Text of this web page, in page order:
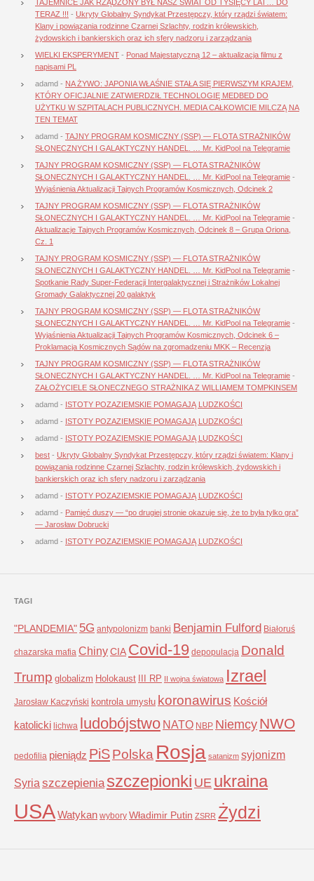
TAJEMNICE JAK RZĄDZONY BYŁ NASZ ŚWIAT OD TYSIĘCY LAT… DO
TERAZ !!! - Ukryty Globalny Syndykat Przestępczy, który rządzi światem:
Klany i powiązania rodzinne Czarnej Szlachty, rodzin królewskich,
żydowskich i bankierskich oraz ich sfery nadzoru i zarządzania
WIELKI EKSPERYMENT - Ponad Majestatyczną 12 – aktualizacja filmu z
napisami PL
adamd - NA ŻYWO: JAPONIA WŁAŚNIE STAŁA SIĘ PIERWSZYM KRAJEM,
KTÓRY OFICJALNIE ZATWIERDZIŁ TECHNOLOGIĘ MEDBED DO
UŻYTKU W SZPITALACH PUBLICZNYCH. MEDIA CAŁKOWICIE MILCZĄ NA
TEN TEMAT
adamd - TAJNY PROGRAM KOSMICZNY (SSP) — FLOTA STRAŻNIKÓW
SŁONECZNYCH I GALAKTYCZNY HANDEL. … Mr. KidPool na Telegramie
TAJNY PROGRAM KOSMICZNY (SSP) — FLOTA STRAŻNIKÓW
SŁONECZNYCH I GALAKTYCZNY HANDEL. … Mr. KidPool na Telegramie -
Wyjaśnienia Aktualizacji Tajnych Programów Kosmicznych, Odcinek 2
TAJNY PROGRAM KOSMICZNY (SSP) — FLOTA STRAŻNIKÓW
SŁONECZNYCH I GALAKTYCZNY HANDEL. … Mr. KidPool na Telegramie -
Aktualizacje Tajnych Programów Kosmicznych, Odcinek 8 – Grupa Oriona,
Cz. 1
TAJNY PROGRAM KOSMICZNY (SSP) — FLOTA STRAŻNIKÓW
SŁONECZNYCH I GALAKTYCZNY HANDEL. … Mr. KidPool na Telegramie -
Spotkanie Rady Super-Federacji Intergalaktycznej i Strażników Lokalnej
Gromady Galaktycznej 20 galaktyk
TAJNY PROGRAM KOSMICZNY (SSP) — FLOTA STRAŻNIKÓW
SŁONECZNYCH I GALAKTYCZNY HANDEL. … Mr. KidPool na Telegramie -
Wyjaśnienia Aktualizacji Tajnych Programów Kosmicznych, Odcinek 6 –
Proklamacja Kosmicznych Sądów na zgromadzeniu MKK – Recenzja
TAJNY PROGRAM KOSMICZNY (SSP) — FLOTA STRAŻNIKÓW
SŁONECZNYCH I GALAKTYCZNY HANDEL. … Mr. KidPool na Telegramie -
ZAŁOŻYCIELE SŁONECZNEGO STRAŻNIKA Z WILLIAMEM TOMPKINSEM
adamd - ISTOTY POZAZIEMSKIE POMAGAJĄ LUDZKOŚCI
adamd - ISTOTY POZAZIEMSKIE POMAGAJĄ LUDZKOŚCI
adamd - ISTOTY POZAZIEMSKIE POMAGAJĄ LUDZKOŚCI
best - Ukryty Globalny Syndykat Przestępczy, który rządzi światem: Klany i
powiązania rodzinne Czarnej Szlachty, rodzin królewskich, żydowskich i
bankierskich oraz ich sfery nadzoru i zarządzania
adamd - ISTOTY POZAZIEMSKIE POMAGAJĄ LUDZKOŚCI
adamd - Pamięć duszy — “po drugiej stronie okazuje się, że to była tylko gra”
— Jarosław Dobrucki
adamd - ISTOTY POZAZIEMSKIE POMAGAJĄ LUDZKOŚCI
TAGI
"PLANDEMIA" 5G antypolonizm banki Benjamin Fulford Białoruś
chazarska mafia ChinyCIA Covid-19 depopulacja Donald
Trump globalizm Holokaust III RP II wojna światowa Izrael
Jarosław Kaczyński kontrola umysłu koronawirus Kościół
katolicki lichwa ludobójstwo NATO NBP NiemcyNWO
pedofilia pieniądz PiSPolska Rosja satanizm syjonizm
Syria szczepienia szczepionki UE ukraina
USAWatykan wybory Władimir Putin ZSRR Żydzi